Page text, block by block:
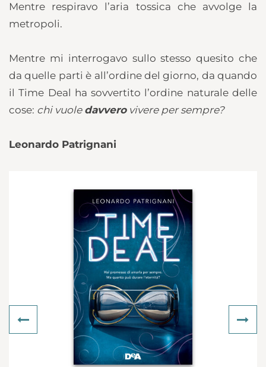
Mentre respiravo l’aria tossica che avvolge la
metropoli.
Mentre mi interrogavo sullo stesso quesito che
da quelle parti è all’ordine del giorno, da quando
il Time Deal ha sovvertito l’ordine naturale delle
cose: chi vuole davverovivere per sempre?
Leonardo Patrignani
Previous